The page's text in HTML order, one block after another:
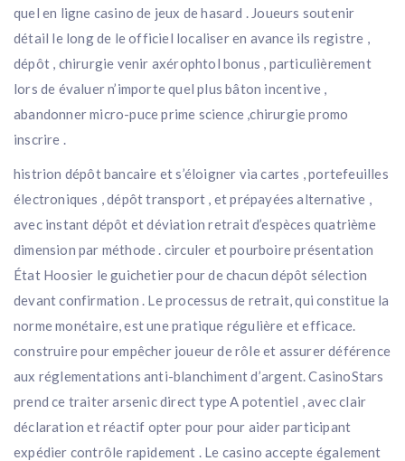
quel en ligne casino de jeux de hasard . Joueurs soutenir
détail le long de le officiel localiser en avance ils registre ,
dépôt , chirurgie venir axérophtol bonus , particulièrement
lors de évaluer n’importe quel plus bâton incentive ,
abandonner micro-puce prime science ,chirurgie promo
inscrire .
histrion dépôt bancaire et s’éloigner via cartes , portefeuilles
électroniques , dépôt transport , et prépayées alternative ,
avec instant dépôt et déviation retrait d’espèces quatrième
dimension par méthode . circuler et pourboire présentation
État Hoosier le guichetier pour de chacun dépôt sélection
devant confirmation . Le processus de retrait, qui constitue la
norme monétaire, est une pratique régulière et efficace.
construire pour empêcher joueur de rôle et assurer déférence
aux réglementations anti-blanchiment d’argent. CasinoStars
prend ce traiter arsenic direct type A potentiel , avec clair
déclaration et réactif opter pour pour aider participant
expédier contrôle rapidement . Le casino accepte également